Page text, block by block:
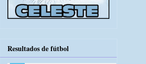
Resultados de fútbol